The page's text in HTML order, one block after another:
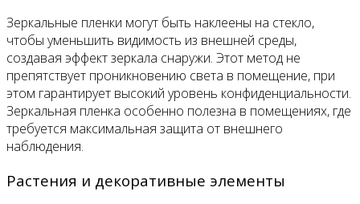
Зеркальные пленки могут быть наклеены на стекло,
чтобы уменьшить видимость из внешней среды,
создавая эффект зеркала снаружи. Этот метод не
препятствует проникновению света в помещение, при
этом гарантирует высокий уровень конфиденциальности.
Зеркальная пленка особенно полезна в помещениях, где
требуется максимальная защита от внешнего
наблюдения.
Растения и декоративные элементы